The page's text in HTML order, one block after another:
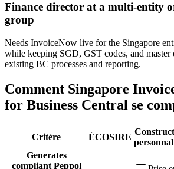
Finance director at a multi-entity
group
Needs InvoiceNow live for the Singapore
while keeping SGD, GST codes, and master
existing BC processes and reporting.
Comment Singapore
for Business Central se
Critère ÉCOSIRE
Generates
compliant Peppol